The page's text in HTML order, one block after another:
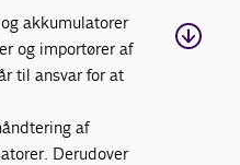
akkumulatorer
og importører af
til ansvar for at
af
Derudover